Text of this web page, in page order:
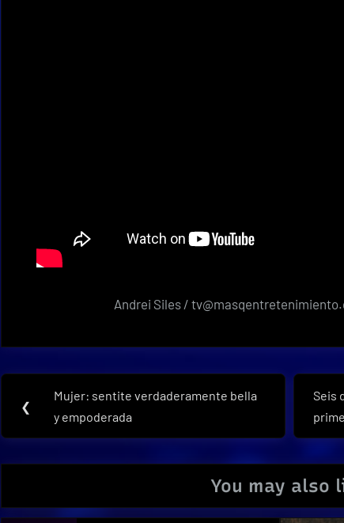
Andrei Siles /
Navegación
de
❮
Previous
Post:
Mujer: sentite verdaderamente bella
y empoderada
Seis
You may also